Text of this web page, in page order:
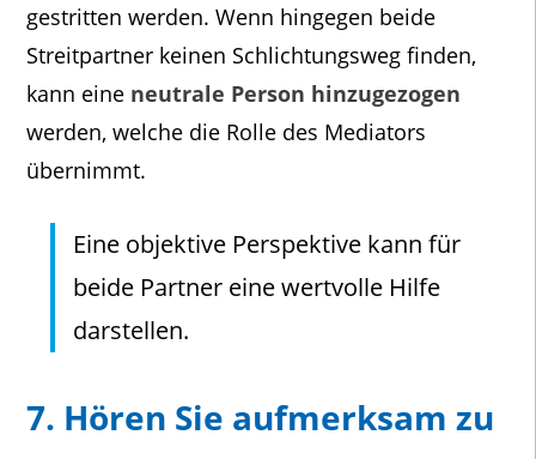
gestritten werden. Wenn hingegen beide
Streitpartner keinen Schlichtungsweg finden,
kann eine neutrale Person hinzugezogen
werden, welche die Rolle des Mediators
übernimmt.
Eine objektive Perspektive kann für
beide Partner eine wertvolle Hilfe
darstellen.
7. Hören Sie aufmerksam zu